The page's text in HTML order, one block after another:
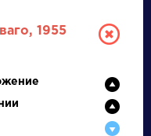
1955